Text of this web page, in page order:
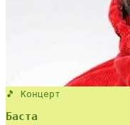
🎵 Концерт
Баста